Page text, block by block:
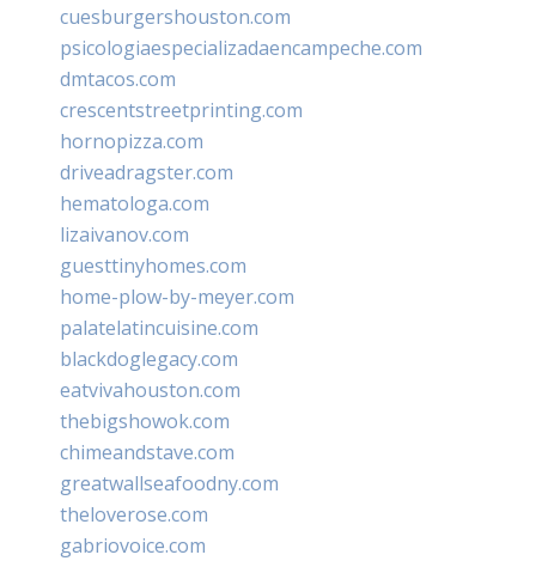
cuesburgershouston.com
psicologiaespecializadaencampeche.com
dmtacos.com
crescentstreetprinting.com
hornopizza.com
driveadragster.com
hematologa.com
lizaivanov.com
guesttinyhomes.com
home-plow-by-meyer.com
palatelatincuisine.com
blackdoglegacy.com
eatvivahouston.com
thebigshowok.com
chimeandstave.com
greatwallseafoodny.com
theloverose.com
gabriovoice.com